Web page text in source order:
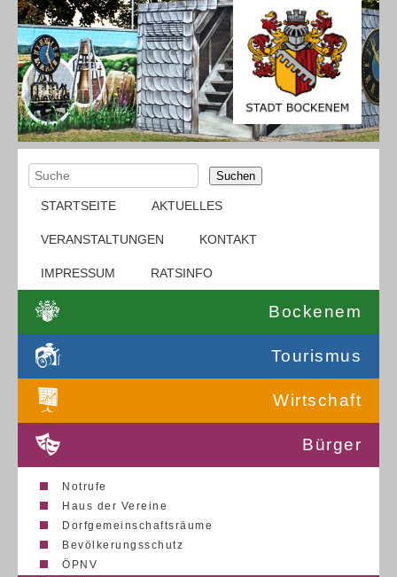
Suchen
STARTSEITE AKTUELLES
VERANSTALTUNGEN KONTAKT
IMPRESSUM RATSINFO
Bockenem
Tourismus
Wirtschaft
Bürger
Notrufe
Haus der Vereine
Dorfgemeinschaftsräume
Bevölkerungsschutz
ÖPNV